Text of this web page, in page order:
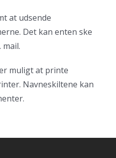
at udsende
Det kan enten ske
muligt at printe
Navneskiltene kan